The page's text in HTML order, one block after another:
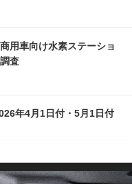
用車向け水素ステーショ
査
年4月1日付・5月1日付